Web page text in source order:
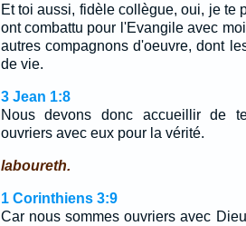
Et toi aussi, fidèle collègue, oui, je te
ont combattu pour l'Evangile avec
autres compagnons d'oeuvre, dont
de vie.
3 Jean 1:8
Nous devons donc accueillir de
ouvriers avec eux pour la vérité.
laboureth.
1 Corinthiens 3:9
Car nous sommes ouvriers avec